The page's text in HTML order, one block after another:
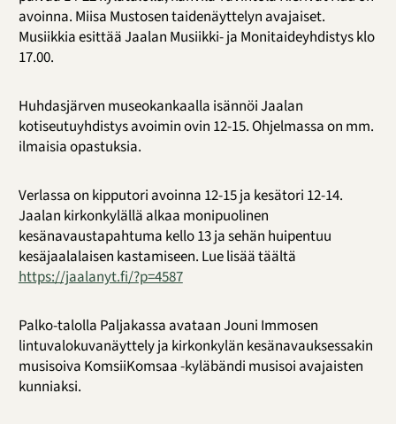
avoinna. Miisa Mustosen taidenäyttelyn avajaiset.
Musiikkia esittää Jaalan Musiikki- ja Monitaideyhdistys klo
17.00.
Huhdasjärven museokankaalla isännöi Jaalan
kotiseutuyhdistys avoimin ovin 12-15. Ohjelmassa on mm.
ilmaisia opastuksia.
Verlassa on kipputori avoinna 12-15 ja kesätori 12-14.
Jaalan kirkonkylällä alkaa monipuolinen
kesänavaustapahtuma kello 13 ja sehän huipentuu
kesäjaalalaisen kastamiseen. Lue lisää täältä
https://jaalanyt.fi/?p=4587
Palko-talolla Paljakassa avataan Jouni Immosen
lintuvalokuvanäyttely ja kirkonkylän kesänavauksessakin
musisoiva KomsiiKomsaa -kyläbändi musisoi avajaisten
kunniaksi.